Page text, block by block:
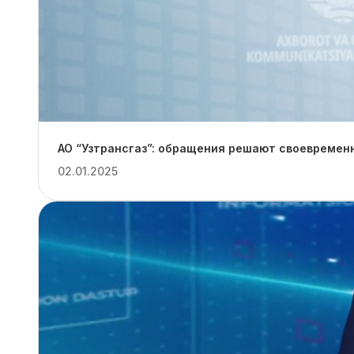
АО “Узтрансгаз”: обращения решают
02.01.2025